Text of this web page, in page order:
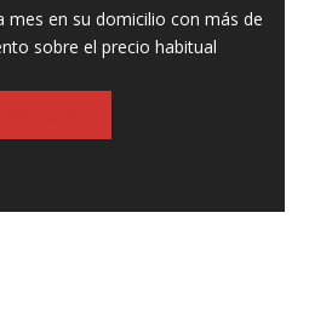
mes en su domicilio con más de
sobre el precio habitual